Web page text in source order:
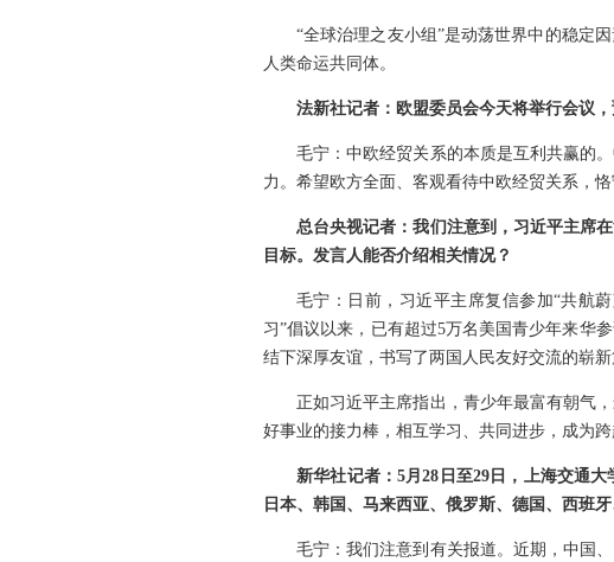
“全球治理之友小组”是动荡世界中的稳定
人类命运共同体。
法新社记者：欧盟委员会今天将举行会议
毛宁：中欧经贸关系的本质是互利共赢的
力。希望欧方全面、客观看待中欧经贸关系，
总台央视记者：我们注意到，习近平主席
目标。发言人能否介绍相关情况？
毛宁：日前，习近平主席复信参加“共航
习”倡议以来，已有超过5万名美国青少年来华
结下深厚友谊，书写了两国人民友好交流的崭新
正如习近平主席指出，青少年最富有朝气
好事业的接力棒，相互学习、共同进步，成为
新华社记者：5月28日至29日，上海交通
日本、韩国、马来西亚、俄罗斯、德国、西班
毛宁：我们注意到有关报道。近期，中国